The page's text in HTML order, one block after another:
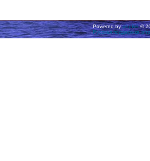
Powered byphpBB©
Русская поддержка